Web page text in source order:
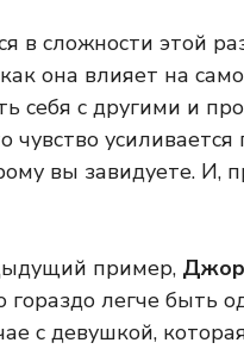
в сложности этой
она влияет на
себя с другими и
чувство
вы завидуете. И,
пример,
гораздо легче
с девушкой,